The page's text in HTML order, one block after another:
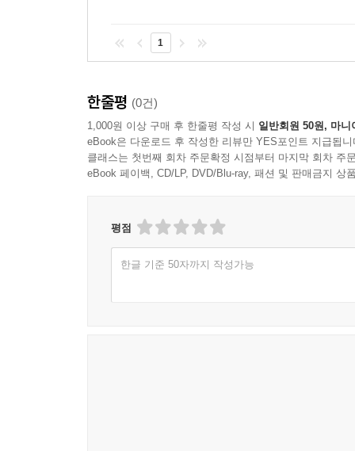
1
한줄평 (0건)
1,000원 이상 구매 후 한줄평 작성 시 일반회원 50원, 마니
eBook은 다운로드 후 작성한 리뷰만 YES포인트 지급됩니
클래스는 첫번째 회차 주문확정 시점부터 마지막 회차 주
eBook 페이백, CD/LP, DVD/Blu-ray, 패션 및 판매금지 상
평점
한글 기준 50자까지 작성가능